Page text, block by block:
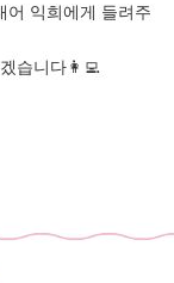
어 익희에게 들려주
습니다👩‍💻